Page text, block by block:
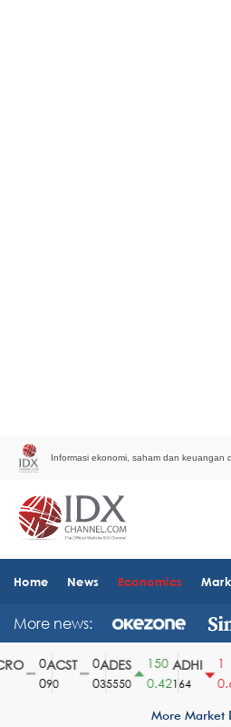
Informasi ekonomi, saham dan keuangan
Home News Economics
More news:
ACST
90
ADES
35550
150
0.42
ADHI
164
More Market